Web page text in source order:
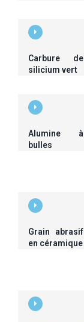
Carbure de
silicium vert
Alumine à
bulles
Grain abrasif
en céramique